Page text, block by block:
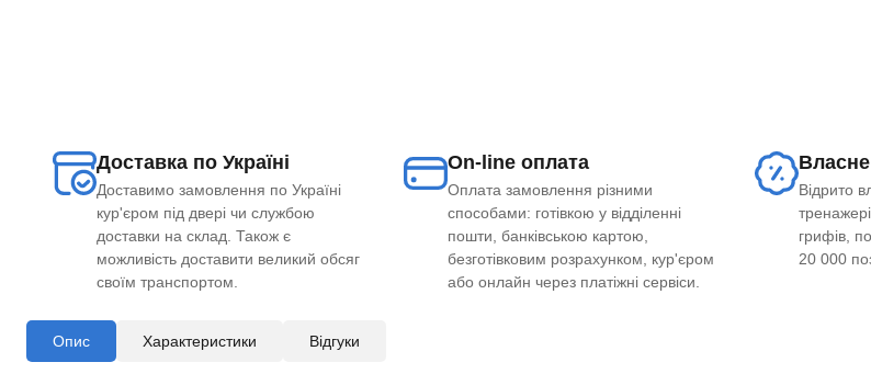
Доставка по Україні
Доставимо замовлення по Україні
кур'єром під двері чи службою
доставки на склад. Також є
можливість доставити великий обсяг
своїм транспортом.
On-line оплата
Оплата замовлення різними
способами: готівкою у відділенні
пошти, банківською картою,
безготівковим розрахунком, кур'єром
або онлайн через платіжні сервіси.
Відрито
грифів,
20 000
Опис Характеристики Відгуки